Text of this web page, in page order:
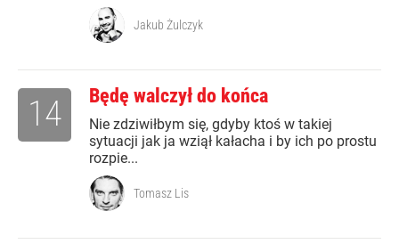
Jakub Żulczyk
Będę walczył do końca
Nie zdziwiłbym się, gdyby ktoś w takiej
sytuacji jak ja wziął kałacha i by ich po prostu
rozpie...
14
Tomasz Lis